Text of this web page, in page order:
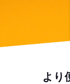
より